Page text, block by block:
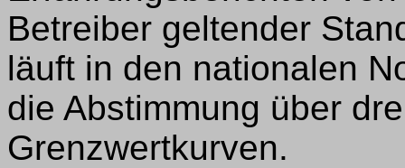
Betreiber geltender
läuft in den nationalen
die Abstimmung über
Grenzwertkurven.